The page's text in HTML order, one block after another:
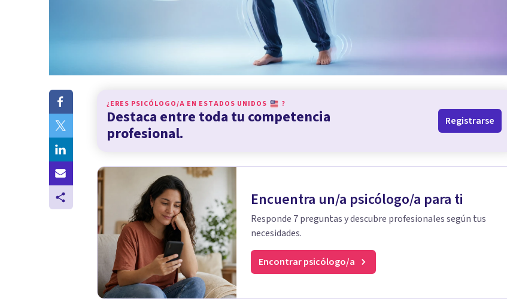
¿ERES PSICÓLOGO/A EN ESTADOS UNIDOS ?
Destaca entre toda tu competencia
profesional.
Registrarse
Encuentra un/a psicólogo/a para ti
Responde 7 preguntas y descubre profesionales según tus
necesidades.
Encontrar psicólogo/a